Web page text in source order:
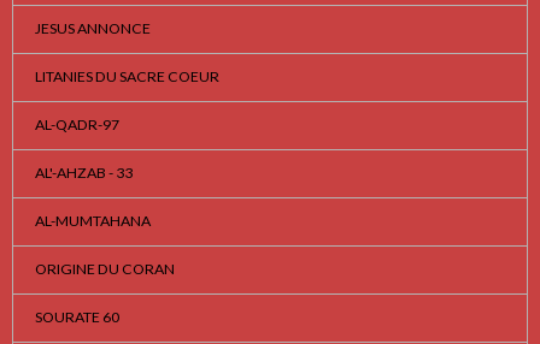
JESUS ANNONCE
LITANIES DU SACRE COEUR
AL-QADR-97
AL'-AHZAB - 33
AL-MUMTAHANA
ORIGINE DU CORAN
SOURATE 60